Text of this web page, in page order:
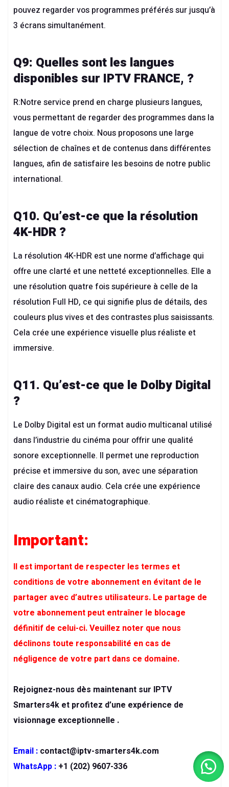
pouvez regarder vos programmes préférés sur jusqu’à
3 écrans simultanément.
Q9: Quelles sont les langues
disponibles sur IPTV FRANCE, ?
R:Notre service prend en charge plusieurs langues,
vous permettant de regarder des programmes dans la
langue de votre choix. Nous proposons une large
sélection de chaînes et de contenus dans différentes
langues, afin de satisfaire les besoins de notre public
international.
Q10. Qu’est-ce que la résolution
4K-HDR ?
La résolution 4K-HDR est une norme d’affichage qui
offre une clarté et une netteté exceptionnelles. Elle a
une résolution quatre fois supérieure à celle de la
résolution Full HD, ce qui signifie plus de détails, des
couleurs plus vives et des contrastes plus saisissants.
Cela crée une expérience visuelle plus réaliste et
immersive.
Q11. Qu’est-ce que le Dolby Digital
?
Le Dolby Digital est un format audio multicanal utilisé
dans l’industrie du cinéma pour offrir une qualité
sonore exceptionnelle. Il permet une reproduction
précise et immersive du son, avec une séparation
claire des canaux audio. Cela crée une expérience
audio réaliste et cinématographique.
Important:
Il est important de respecter les termes et
conditions de votre abonnement en évitant de le
partager avec d’autres utilisateurs. Le partage de
votre abonnement peut entraîner le blocage
définitif de celui-ci. Veuillez noter que nous
déclinons toute responsabilité en cas de
négligence de votre part dans ce domaine.
Rejoignez-nous dès maintenant sur IPTV
Smarters4k et profitez d’une expérience de
visionnage exceptionnelle .
Email : contact@iptv-smarters4k.com
WhatsApp : +1 (202) 9607-336